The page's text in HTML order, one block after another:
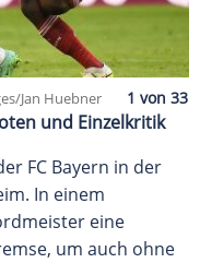
Jan Huebner
und Einzelkritik
FC Bayern in der
In einem
eine
um auch ohne